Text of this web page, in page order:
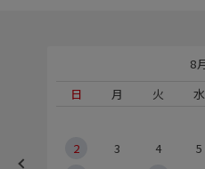
8
日
月 火 水
2
3 4 5